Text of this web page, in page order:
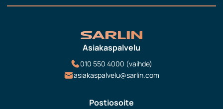
Asiakaspalvelu
010 550 4000 (vaihde)
asiakaspalvelu@sarlin.com
Postiosoite